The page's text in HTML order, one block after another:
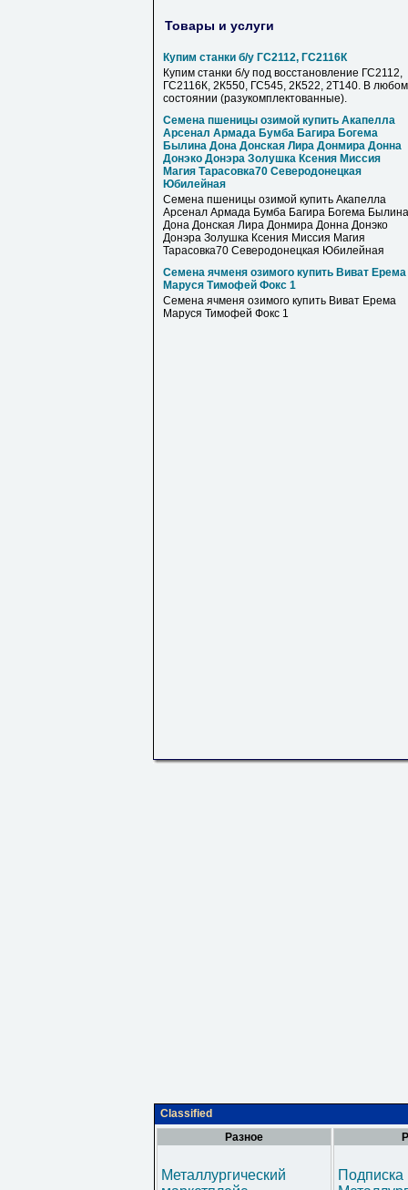
Товары и услуги
Купим станки б/у ГС2112, ГС2116К
Купим станки б/у под восстановление ГС2112,
ГС2116К, 2К550, ГС545, 2К522, 2Т140. В любом
состоянии (разукомплектованные).
Семена пшеницы озимой купить Акапелла
Арсенал Армада Бумба Багира Богема
Былина Дона Донская Лира Донмира Донна
Донэко Донэра Золушка Ксения Миссия
Магия Тарасовка70 Северодонецкая
Юбилейная
Семена пшеницы озимой купить Акапелла
Арсенал Армада Бумба Багира Богема Былина
Дона Донская Лира Донмира Донна Донэко
Донэра Золушка Ксения Миссия Магия
Тарасовка70 Северодонецкая Юбилейная
Семена ячменя озимого купить Виват Ерема
Маруся Тимофей Фокс 1
Семена ячменя озимого купить Виват Ерема
Маруся Тимофей Фокс 1
Classified
Разное
Металлургический